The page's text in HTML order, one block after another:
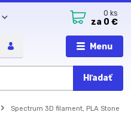
Menu
Hľadať
0 ks
za 0 €
Spectrum 3D filament, PLA Stone